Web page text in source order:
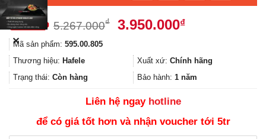
5.267.000₫
Giá
5.267.000₫.
3.950.000₫Giá
là:
3.950.000₫.
Mã sản phẩm: 595.00.805
Thương hiệu: Hafele Xuất xứ: Chính hãng
Trạng thái: Còn hàng Bảo hành: 1 năm
Liên hệ ngay hotline
để có giá tốt hơn và nhận voucher tới 5tr
✕